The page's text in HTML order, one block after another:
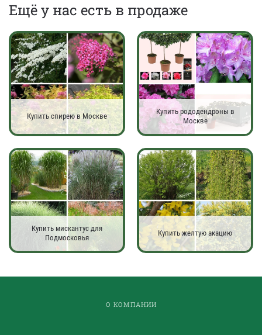
Eщё у нас есть в продаже
Купить спирею в Москве
Купить рододендроны в
Москве
Купить мискантус для
Подмосковья
Купить желтую акацию
О КОМПАНИИ